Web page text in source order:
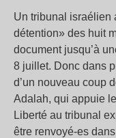
Un tribunal israélien
détention» des huit
document jusqu’à
8 juillet. Donc dans
d’un nouveau coup
Adalah, qui appuie
Liberté au tribunal
être renvoyé-es